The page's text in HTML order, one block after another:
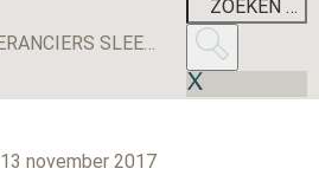
DEZE LEVERANCIERS SLEEPTEN DE MEESTE AANBESTEDINGEN BINNEN IN 2025
13 november 2017